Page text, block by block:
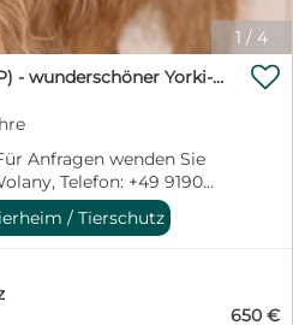
1 / 4
Sherlock2 geb. 07/2024 (ESP) - wunderschöner Yorki-Mix will das Leben entdecken!
Anfragen wenden Sie
Telefon: +49 9190
dogs.de https://sos-
information-zur-adoption
Hoarding-Situation
dieser Vergangenheit in
sehr zurückhaltend,

/ Tierschutz
650 €